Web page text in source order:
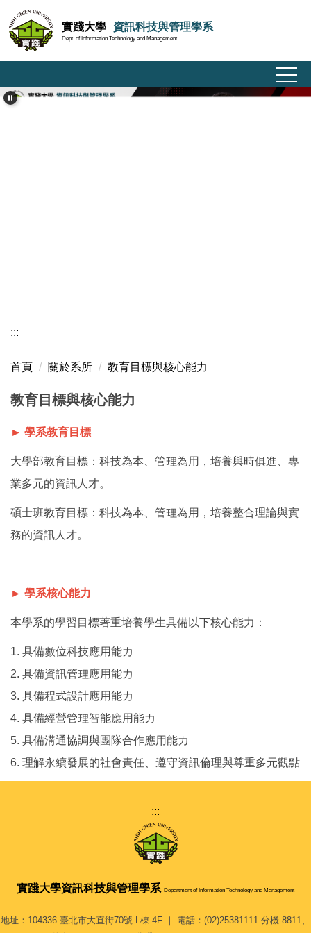
到
主
要
容
實踐大學 資訊科技與管理學系
Dept. of Information Technology and Management
:::
首頁 關於系所 教育目標與核心能力
教育目標與核心能力
► 學系教育目標
大學部教育目標：科技為本、管理為用，培養與時俱進、專
業多元的資訊人才。
碩士班教育目標：科技為本、管理為用，培養整合理論與實
務的資訊人才。
► 學系核心能力
本學系的學習目標著重培養學生具備以下核心能力：
1. 具備數位科技應用能力
2. 具備資訊管理應用能力
3. 具備程式設計應用能力
4. 具備經營管理智能應用能力
5. 具備溝通協調與團隊合作應用能力
6. 理解永續發展的社會責任、遵守資訊倫理與尊重多元觀點
:::
實踐大學資訊科技與管理學系 Department of Information Technology and Management
地址：104336 臺北市大直街70號 L棟 4F ｜ 電話：(02)25381111 分機 8811、